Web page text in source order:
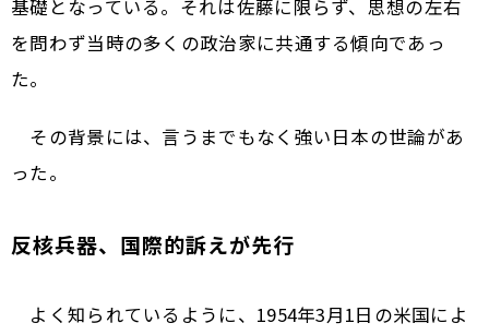
基礎となっている。それは佐藤に限らず、思想の左右
を問わず当時の多くの政治家に共通する傾向であっ
た。
その背景には、言うまでもなく強い日本の世論があ
った。
反核兵器、国際的訴えが先行
よく知られているように、1954年3月1日の米国によ